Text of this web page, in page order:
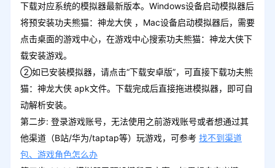
功夫熊猫：神龙大侠 Lv9
八卦灵玉*20+入门心法*200+强化石*200
领取
功夫熊猫：神龙大侠 Lv10
招募神符*10+入门心法*300+强化石*300
领取
签到7天礼包
下载对应系统的模拟器最新版本。Windows设备启动模拟器后
将预安装功夫熊猫：神龙大侠 ，Mac设备启动模拟器后，需要
点击桌面的游戏中心，在游戏中心搜索功夫熊猫：神龙大侠下
载安装游戏。
②如已安装模拟器，请点击“下载安卓版”，可直接下载功夫熊
猫：神龙大侠 apk文件。下载完成后直接拖进模拟器，即可自
动解析安装。
第二步: 登录游戏账号，无法使用之前游戏账号或者想通过其
他渠道（B站/华为/taptap等）玩游戏，可参考 找不到渠道
包、游戏角色怎么办